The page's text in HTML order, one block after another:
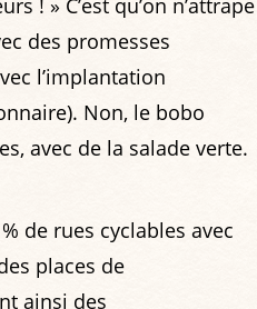
! » C’est qu’on n’attrape
des promesses
l’implantation
Non, le bobo
avec de la salade verte.
de rues cyclables avec
places de
ainsi des